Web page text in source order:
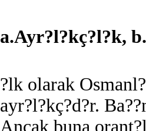
a.Ayr?l?kç?l?k,
?lk olarak
ayr?l?kç?d?r.
Ancak buna